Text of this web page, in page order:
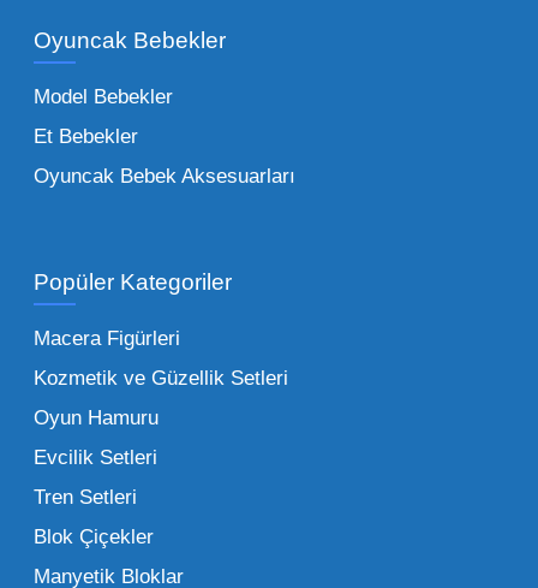
toptan tedariği yaparken, piyasadaki en son
figürlerden geleneksel oyun setlerine kadar
her şeyi portföyümüzde bulabilirsiniz.
İşletmeler için toptan oyuncak satış ve alımı
şüphesiz ki birim maliyetin düşmesidir.
Oyuncak toptan kanalına geçildiğinde,
perakende satış fiyatı ile alış fiyatı arasındaki
makas açılır ve bu da ciddi kâr marjları elde
edilmesini sağlar. Toplu alımlarda uygulanan
dönemlerinde işletmenizin finansal olarak
Oyuncak Bebekler
Model Bebekler
Et Bebekler
Oyuncak Bebek Aksesuarları
Popüler Kategoriler
Macera Figürleri
Kozmetik ve Güzellik Setleri
Oyun Hamuru
Evcilik Setleri
Tren Setleri
Blok Çiçekler
Manyetik Bloklar